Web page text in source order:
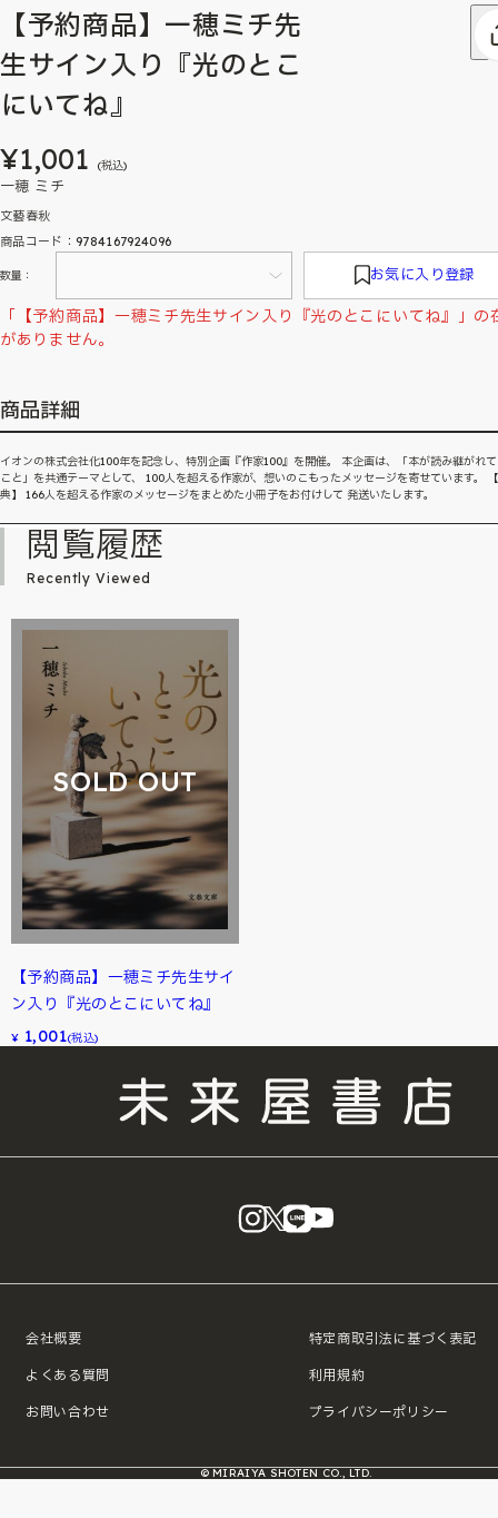
【予約商品】一穂ミチ先
生サイン入り『光のとこ
にいてね』
¥1,001 (税込)
一穂 ミチ
文藝春秋
商品コード：9784167924096
数量： お気に入り登録
「【予約商品】一穂ミチ先生サイン入り『光のとこにいてね』」の
がありません。
商品詳細
イオンの株式会社化100年を記念し、特別企画『作家100』を開催。 本企画は、「本が読み継がれ
こと」を共通テーマとして、 100人を超える作家が、想いのこもったメッセージを寄せています。
典】 166人を超える作家のメッセージをまとめた小冊子をお付けして 発送いたします。
閲覧履歴
Recently Viewed
SOLD OUT
【予約商品】一穂ミチ先生サイ
ン入り『光のとこにいてね』
¥ 1,001(税込)
instagram
X LINE
会社概要
よくある質問
お問い合わせ
特定商取引法に基づく表記
利用規約
プライバシーポリシー
© MIRAIYA SHOTEN CO., LTD.